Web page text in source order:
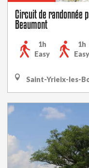
Circuit de randonnée
Beaumont
1h
Easy
1h
Easy
Saint-Yrieix-les-